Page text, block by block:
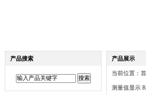
产品搜索 产品展示
当前位置：
测量值显示